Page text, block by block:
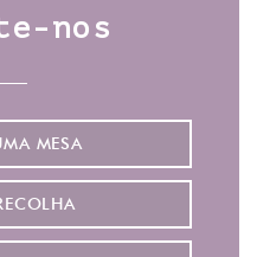
nos
MESA